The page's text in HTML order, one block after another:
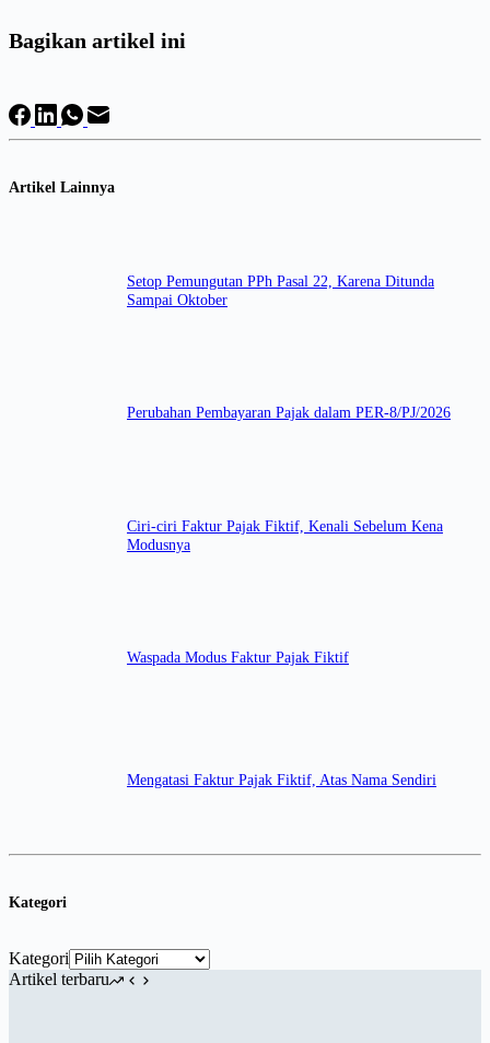
Bagikan artikel ini
Artikel Lainnya
Setop Pemungutan PPh Pasal 22, Karena Ditunda
Sampai Oktober
Perubahan Pembayaran Pajak dalam PER-8/PJ/2026
Ciri-ciri Faktur Pajak Fiktif, Kenali Sebelum Kena
Modusnya
Waspada Modus Faktur Pajak Fiktif
Mengatasi Faktur Pajak Fiktif, Atas Nama Sendiri
Kategori
Kategori
Artikel terbaru